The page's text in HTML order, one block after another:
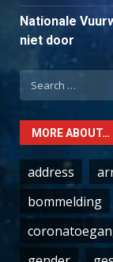
Nationale
niet door
Search
for:
MORE ABOUT…
address
bommelding